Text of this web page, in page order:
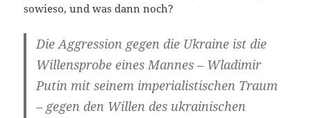
sowie­so, und was dann noch?
Die Aggres­si­on gegen die Ukrai­ne ist die
Wil­lens­pro­be eines Man­nes – Wla­di­mir
Putin mit sei­nem impe­ria­lis­ti­schen Traum
– gegen den Wil­len des ukrai­ni­schen